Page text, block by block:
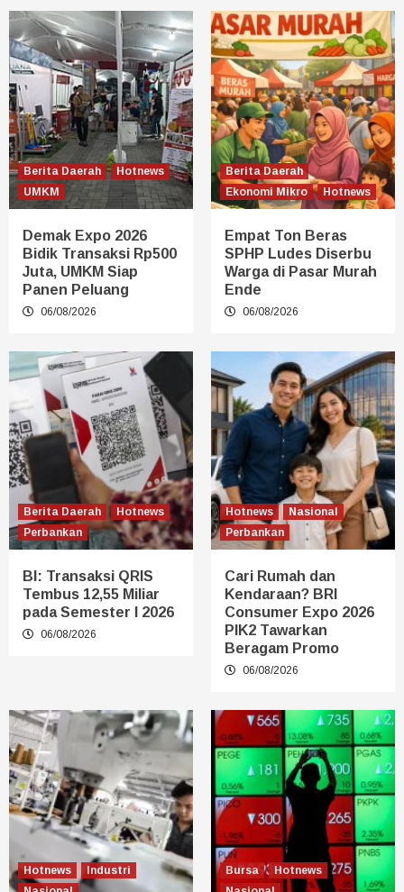
Berita Daerah
Hotnews
UMKM
Demak Expo 2026
Bidik Transaksi Rp500
Juta, UMKM Siap
Panen Peluang
06/08/2026
Berita Daerah
Ekonomi Mikro
Hotnews
Empat Ton Beras
SPHP Ludes Diserbu
Warga di Pasar Murah
Ende
06/08/2026
Berita Daerah
Hotnews
Perbankan
BI: Transaksi QRIS
Tembus 12,55 Miliar
pada Semester I 2026
06/08/2026
Hotnews
Nasional
Perbankan
Cari Rumah dan
Kendaraan? BRI
Consumer Expo 2026
PIK2 Tawarkan
Beragam Promo
06/08/2026
Hotnews
Industri
Bursa
Hotnews